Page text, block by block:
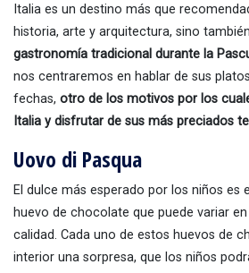
Italia es un destino más que
historia, arte y arquitectura, sino
gastronomía tradicional durante la
nos centraremos en hablar de sus
fechas, otro de los motivos por los
Italia y disfrutar de sus más preciados
Uovo di Pasqua
El dulce más esperado por los niños es el
huevo de chocolate que puede variar
calidad. Cada uno de estos huevos de
interior una sorpresa, que los niños